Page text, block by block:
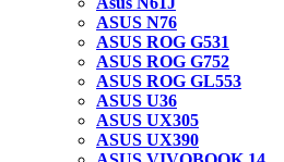
ASUS N76
ASUS ROG G531
ASUS ROG G752
ASUS ROG GL553
ASUS U36
ASUS UX305
ASUS UX390